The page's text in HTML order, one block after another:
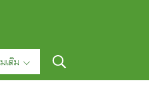
เติม